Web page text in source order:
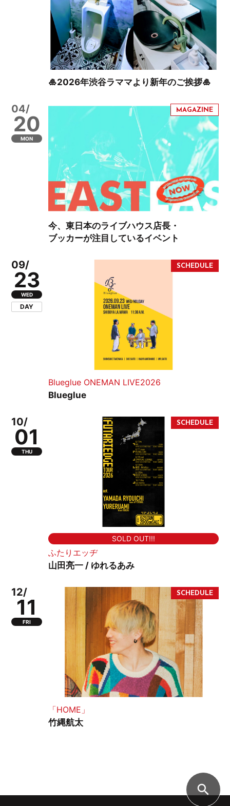
🎍2026年渋谷ラママより新年のご挨拶🎍
04/
20
MON
今、東日本のライブハウス店長・
ブッカーが注目しているイベント
09/
23
WED
DAY
Blueglue ONEMAN LIVE2026
Blueglue
10/
01
THU
SOLD OUT!!!
ふたりエッヂ
山田亮一 / ゆれるあみ
12/
11
FRI
「HOME」
竹縄航太
search